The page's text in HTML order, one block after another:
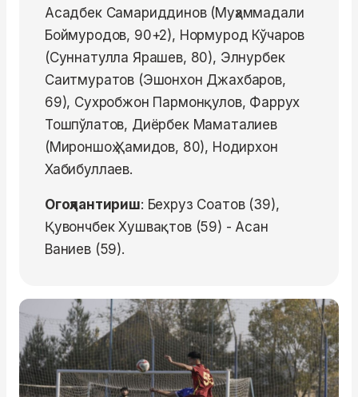
Асадбек Самариддинов (Муҳаммадали
Боймуродов, 90+2), Нормурод Кўчаров
(Суннатулла Ярашев, 80), Элнурбек
Саитмуратов (Эшонхон Джахбаров,
69), Сухробжон Пармонқулов, Фаррух
Тошпўлатов, Диёрбек Маматалиев
(Мироншоҳ Ҳамидов, 80), Нодирхон
Хабибуллаев.
Огоҳлантириш: Бехруз Соатов (39),
Қувончбек Хушвақтов (59) - Асан
Ваниев (59).